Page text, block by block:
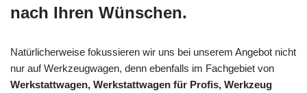
nach Ihren Wünschen.
Natürlicherweise fokussieren wir uns bei unserem Angebot nicht
nur auf Werkzeugwagen, denn ebenfalls im Fachgebiet von
Werkstattwagen, Werkstattwagen für Profis, Werkzeug